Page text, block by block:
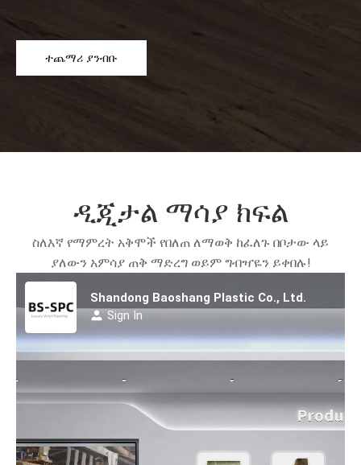
ተጨማሪ ያንብቡ
ዲጂታል ማሳያ ክፍል
ስለእኛ የማምረት አቅሞች የበለጠ ለማወቅ ከፈለጉ በቦታው ላይ
ያለውን አምሳያ ጠቅ ማድረግ ወይም ግብዣዬን ይቀበሉ!